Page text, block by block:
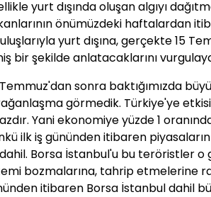
yurt dışında oluşan algıyı
önümüzdeki haftalardan
yurt dışına, gerçekte 15
bir şekilde anlatacaklarını
Temmuz'dan sonra baktığımızda
görmedik. Türkiye'ye
Yani ekonomiye yüzde 1
ilk iş gününden itibaren
Borsa İstanbul'u bu teröristler o
bozmalarına, tahrip etmelerine
itibaren Borsa İstanbul dahil